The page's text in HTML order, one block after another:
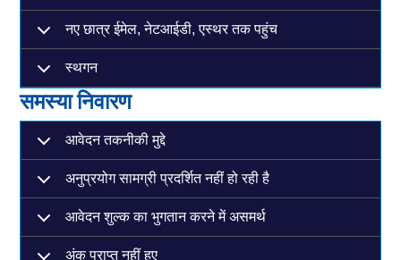
नए छात्र ईमेल, नेटआईडी, एस्थर तक पहुंच
स्थगन
समस्या निवारण
आवेदन तकनीकी मुद्दे
अनुप्रयोग सामग्री प्रदर्शित नहीं हो रही है
आवेदन शुल्क का भुगतान करने में असमर्थ
अंक प्राप्त नहीं हुए